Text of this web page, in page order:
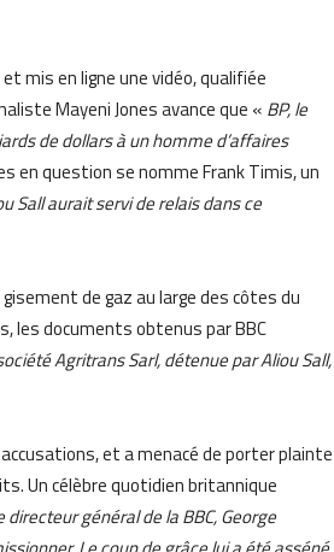
mis en ligne une vidéo, qualifiée
Mayeni Jones avance que « BP, le
de dollars à un homme d’affaires
en question se nomme Frank Timis, un
Sall aurait servi de relais dans ce
de gaz au large des côtes du
les documents obtenus par BBC
Agritrans Sarl, détenue par Aliou Sall,
et a menacé de porter plainte
Un célèbre quotidien britannique
général de la BBC, George